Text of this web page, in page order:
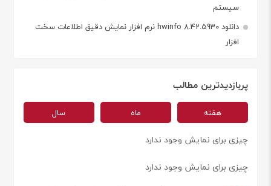
سیستم
دانلود hwinfo 8.42.5930 نرم افزار نمایش دقیق اطلاعات سخت
افزار
پربازدیدترین مطالب
هفته ماه سال
چیزی برای نمایش وجود ندارد
چیزی برای نمایش وجود ندارد